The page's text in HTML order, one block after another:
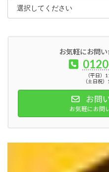
お気軽にお問い
（平日）
（土日祝
お問
お気軽にお問